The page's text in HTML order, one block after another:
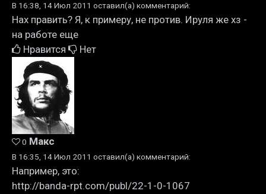
В 16:38, 14 Июл 2011 оставил(а) комментарий:
Нах править? Я, к примеру, не против. Ируля же хз -
на работе еще
Нравится
Нет
0 Макс
В 16:35, 14 Июл 2011 оставил(а) комментарий:
Например, это:
http://banda-rpt.com/publ/22-1-0-1067